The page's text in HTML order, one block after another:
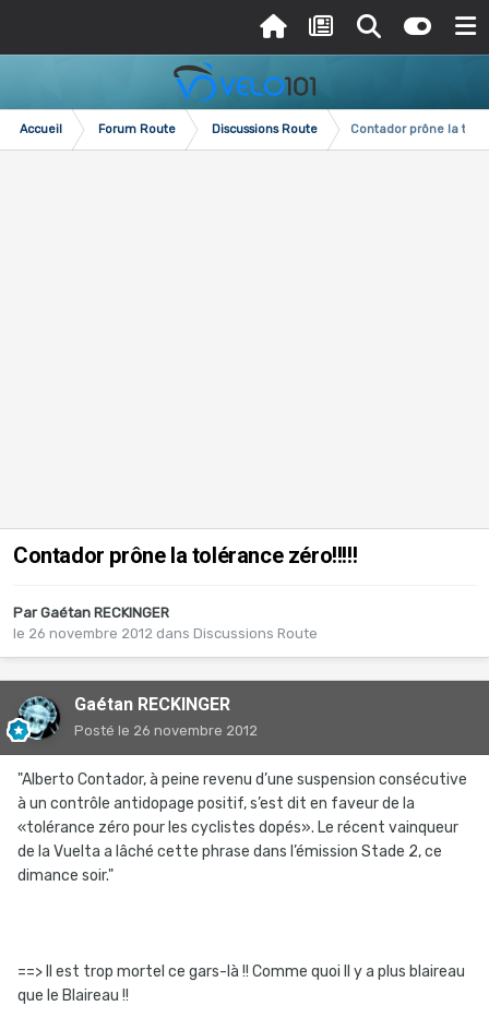
Accueil Forum Route Discussions Route Contador prône la
Contador prône la tolérance zéro!!!!!
Par Gaétan RECKINGER
le 26 novembre 2012 dans Discussions Route
Gaétan RECKINGER
Posté le 26 novembre 2012
"Alberto Contador, à peine revenu d’une suspension consécutive
à un contrôle antidopage positif, s’est dit en faveur de la
«tolérance zéro pour les cyclistes dopés». Le récent vainqueur
de la Vuelta a lâché cette phrase dans l’émission Stade 2, ce
dimance soir."
==> Il est trop mortel ce gars-là !! Comme quoi Il y a plus blaireau
que le Blaireau !!